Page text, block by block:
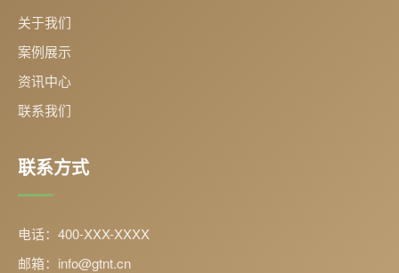
关于我们
案例展示
资讯中心
联系我们
联系方式
电话：400-XXX-XXXX
邮箱：info@gtnt.cn